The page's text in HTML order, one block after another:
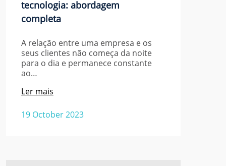
tecnologia: abordagem
completa
A relação entre uma empresa e os
seus clientes não começa da noite
para o dia e permanece constante
ao…
19 October 2023
Ler mais